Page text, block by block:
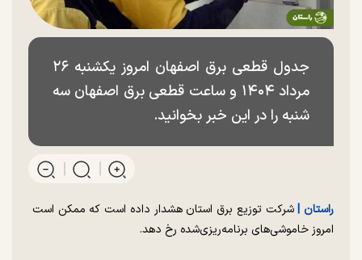
جدول قطعی برق اصفهان امروز یکشنبه ۲۶
مرداد ۱۴۰۴ و ساعت قطعی برق اصفهان سه
شنبه را در این خبر بخوانید.
راستان |شرکت توزیع برق استان هشدار داده است که ممکن است
امروز خاموشی‌های برنامه‌ریزی‌شده رخ دهد.